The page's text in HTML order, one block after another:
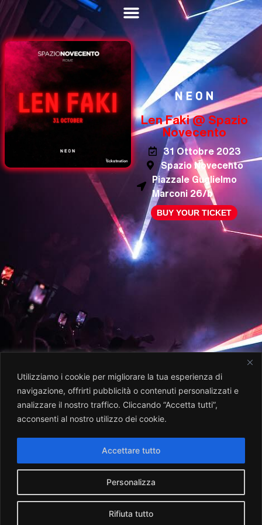
Utilizziamo i cookie per migliorare la tua esperienza di
navigazione, offrirti pubblicità o contenuti personalizzati e
analizzare il nostro traffico. Cliccando “Accetta tutti”,
acconsenti al nostro utilizzo dei cookie.
Personalizza
Rifiuta tutto
Accettare tutto
Len Faki @ Spazio
Novecento
31 Ottobre 2023
Spazio Novecento
Piazzale Guglielmo
Marconi 26/b
BUY YOUR TICKET